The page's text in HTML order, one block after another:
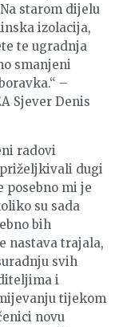
starom dijelu
izolacija,
te ugradnja
smanjeni
–
Sjever Denis
radovi
dugi
posebno mi je
su sada
bih
nastava trajala,
svih
i
tijekom
novu